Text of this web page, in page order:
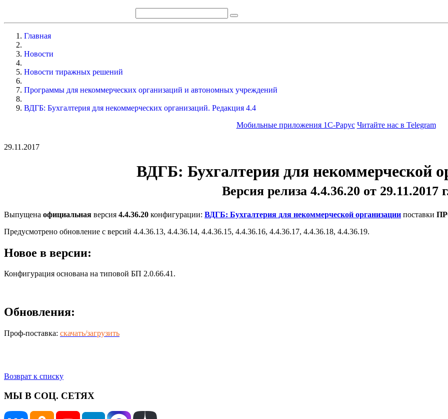
Главная
Новости
Новости тиражных решений
Программы для некоммерческих организаций и автономных учреждений
ВДГБ: Бухгалтерия для некоммерческих организаций. Редакция 4.4
Мобильные приложения 1С-Рарус Читайте нас в Telegram
29.11.2017
ВДГБ: Бухгалтерия для некоммерческой
Версия релиза 4.4.36.20 от 29.11.2017
Выпущена официальная версия 4.4.36.20 конфигурации: ВДГБ: Бухгалтерия для некоммерческой организации поставки
Предусмотрено обновление с версий 4.4.36.13, 4.4.36.14, 4.4.36.15, 4.4.36.16, 4.4.36.17, 4.4.36.18, 4.4.36.19.
Новое в версии:
Конфигурация основана на типовой БП 2.0.66.41.
Обновления:
Проф-поставка: скачать/загрузить
Возврат к списку
МЫ В СОЦ. СЕТЯХ